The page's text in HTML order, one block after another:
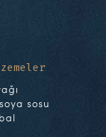
sosu